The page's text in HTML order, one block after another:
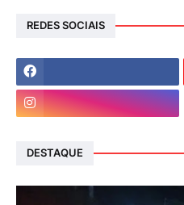
REDES SOCIAIS
DESTAQUE